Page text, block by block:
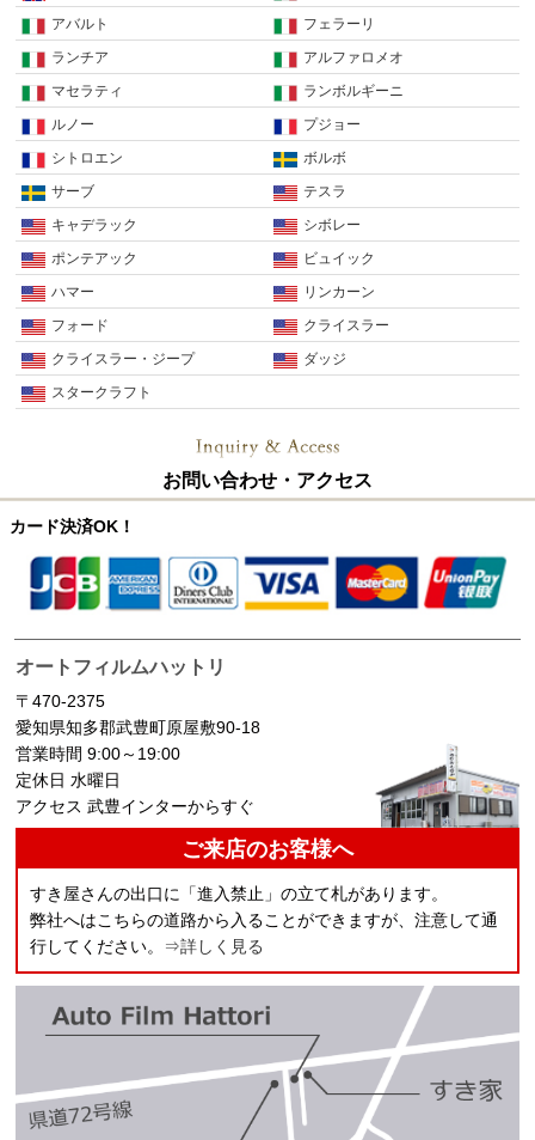
アバルト
フェラーリ
ランチア
アルファロメオ
マセラティ
ランボルギーニ
ルノー
プジョー
シトロエン
ボルボ
サーブ
テスラ
キャデラック
シボレー
ポンテアック
ビュイック
ハマー
リンカーン
フォード
クライスラー
クライスラー・ジープ
ダッジ
スタークラフト
お問い合わせ・アクセス
カード決済OK！
オートフィルムハットリ
〒470-2375
愛知県知多郡武豊町原屋敷90-18
営業時間 9:00～19:00
定休日 水曜日
アクセス 武豊インターからすぐ
ご来店のお客様へ
すき屋さんの出口に「進入禁止」の立て札があります。
弊社へはこちらの道路から入ることができますが、注意して通
行してください。 ⇒詳しく見る